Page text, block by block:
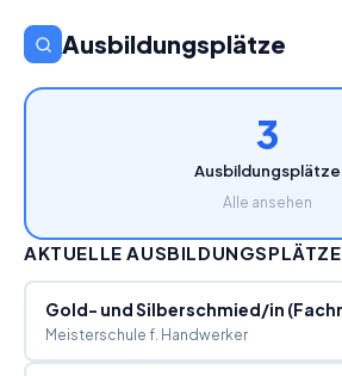
Ausbildungsplätze
3
Ausbildungsplätze
Alle ansehen
AKTUELLE AUSBILDUNGSPLÄTZE
Meisterschule f. Handwerker